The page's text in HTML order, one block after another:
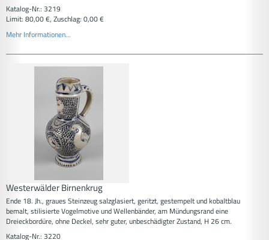
Katalog-Nr.: 3219
Limit: 80,00 €, Zuschlag: 0,00 €
Mehr Informationen...
Westerwälder Birnenkrug
Ende 18. Jh., graues Steinzeug salzglasiert, geritzt, gestempelt und kobaltblau
bemalt, stilisierte Vogelmotive und Wellenbänder, am Mündungsrand eine
Dreieckbordüre, ohne Deckel, sehr guter, unbeschädigter Zustand, H 26 cm.
Katalog-Nr.: 3220